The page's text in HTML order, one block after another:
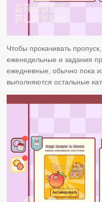
Чтобы прокачивать
еженедельные и задания
ежедневные, обычно пока
выполняются остальные